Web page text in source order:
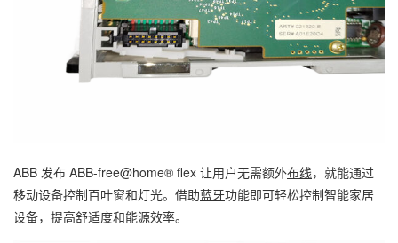
ABB 发布 ABB-free@home® flex 让用户无需额外布线，就能通过
移动设备控制百叶窗和灯光。借助蓝牙功能即可轻松控制智能家居
设备，提高舒适度和能源效率。